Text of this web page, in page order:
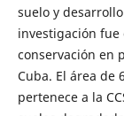
suelo y
investigación fue
conservación en
Cuba. El área de
pertenece a la